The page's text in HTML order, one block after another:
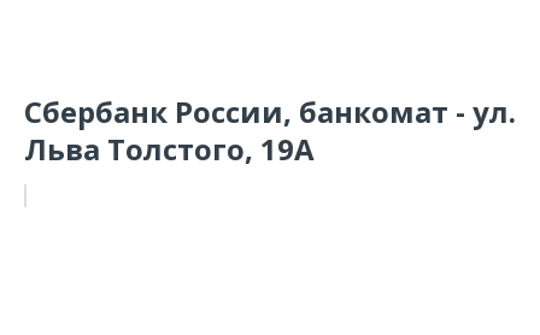
Сбербанк России, банкомат - ул.
Льва Толстого, 19А